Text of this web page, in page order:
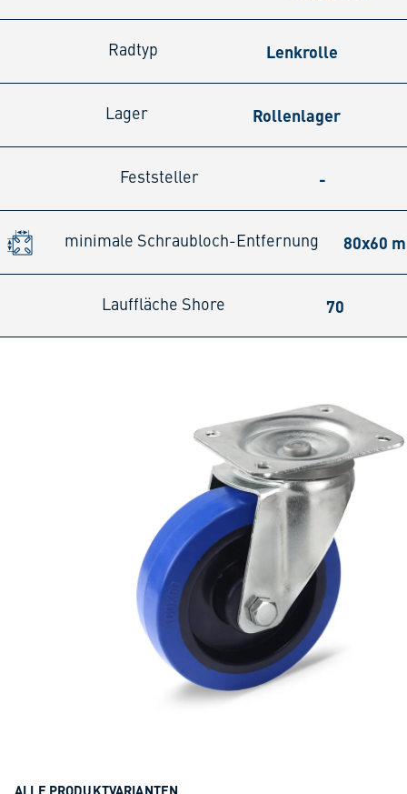
Radtyp Lenkrolle
Lager Rollenlager
Feststeller -
minimale Schraubloch-Entfernung 80x60
Lauffläche Shore 70
ALLE PRODUKTVARIANTEN